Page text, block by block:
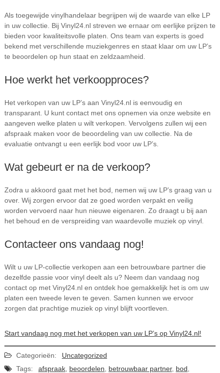
Als toegewijde vinylhandelaar begrijpen wij de waarde van elke LP
in uw collectie. Bij Vinyl24.nl streven we ernaar om eerlijke prijzen te
bieden voor kwaliteitsvolle platen. Ons team van experts is goed
bekend met verschillende muziekgenres en staat klaar om uw LP’s
te beoordelen op hun staat en zeldzaamheid.
Hoe werkt het verkoopproces?
Het verkopen van uw LP’s aan Vinyl24.nl is eenvoudig en
transparant. U kunt contact met ons opnemen via onze website en
aangeven welke platen u wilt verkopen. Vervolgens zullen wij een
afspraak maken voor de beoordeling van uw collectie. Na de
evaluatie ontvangt u een eerlijk bod voor uw LP’s.
Wat gebeurt er na de verkoop?
Zodra u akkoord gaat met het bod, nemen wij uw LP’s graag van u
over. Wij zorgen ervoor dat ze goed worden verpakt en veilig
worden vervoerd naar hun nieuwe eigenaren. Zo draagt u bij aan
het behoud en de verspreiding van waardevolle muziek op vinyl.
Contacteer ons vandaag nog!
Wilt u uw LP-collectie verkopen aan een betrouwbare partner die
dezelfde passie voor vinyl deelt als u? Neem dan vandaag nog
contact op met Vinyl24.nl en ontdek hoe gemakkelijk het is om uw
platen een tweede leven te geven. Samen kunnen we ervoor
zorgen dat prachtige muziek op vinyl blijft voortleven.
Start vandaag nog met het verkopen van uw LP’s op Vinyl24.nl!
Categorieën:
Uncategorized
Tags:
afspraak, beoordelen betrouwbaar partner, bod